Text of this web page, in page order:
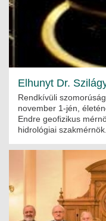
Elhunyt Dr.
Rendkívüli
november 1-jén,
Endre geofizikus
hidrológiai szakmérnök.